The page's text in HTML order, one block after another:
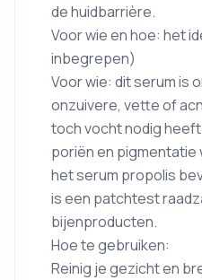
de huidbarrière.
Voor wie en hoe: het
inbegrepen)
Voor wie: dit serum is
onzuivere, vette of
toch vocht nodig
poriën en pigmentatie
het serum propolis
is een patchtest
bijenproducten.
Hoe te gebruiken:
Reinig je gezicht en